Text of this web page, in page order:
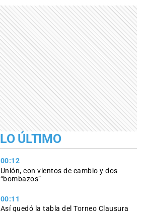
LO ÚLTIMO
00:12
Unión, con vientos de cambio y dos
“bombazos”
00:11
Así quedó la tabla del Torneo Clausura